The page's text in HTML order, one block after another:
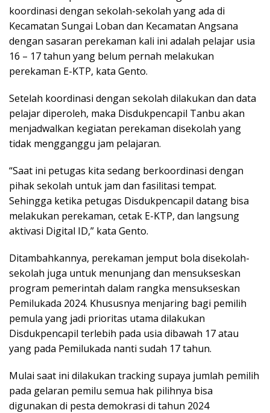
koordinasi dengan sekolah-sekolah yang ada di
Kecamatan Sungai Loban dan Kecamatan Angsana
dengan sasaran perekaman kali ini adalah pelajar usia
16 – 17 tahun yang belum pernah melakukan
perekaman E-KTP, kata Gento.
Setelah koordinasi dengan sekolah dilakukan dan data
pelajar diperoleh, maka Disdukpencapil Tanbu akan
menjadwalkan kegiatan perekaman disekolah yang
tidak mengganggu jam pelajaran.
“Saat ini petugas kita sedang berkoordinasi dengan
pihak sekolah untuk jam dan fasilitasi tempat.
Sehingga ketika petugas Disdukpencapil datang bisa
melakukan perekaman, cetak E-KTP, dan langsung
aktivasi Digital ID,” kata Gento.
Ditambahkannya, perekaman jemput bola disekolah-
sekolah juga untuk menunjang dan mensukseskan
program pemerintah dalam rangka mensukseskan
Pemilukada 2024. Khususnya menjaring bagi pemilih
pemula yang jadi prioritas utama dilakukan
Disdukpencapil terlebih pada usia dibawah 17 atau
yang pada Pemilukada nanti sudah 17 tahun.
Mulai saat ini dilakukan tracking supaya jumlah pemilih
pada gelaran pemilu semua hak pilihnya bisa
digunakan di pesta demokrasi di tahun 2024